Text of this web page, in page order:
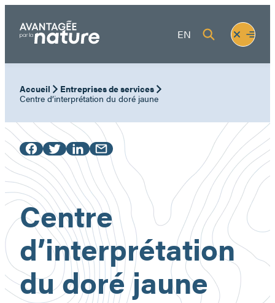
contenu
EN
Fermer
le
menu
Ouvrir
le
Accueil Entreprises de services
Centre d’interprétation du doré jaune
Centre
d’interprétation
du doré jaune